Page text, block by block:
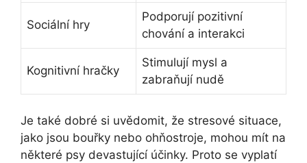
Sociální hry
Podporují pozitivní
chování a interakci
Kognitivní hračky
Stimulují mysl a
zabraňují nudě
Je také dobré si uvědomit, že stresové situace,
jako jsou bouřky nebo ohňostroje, mohou mít na
některé psy devastující účinky. Proto se vyplatí